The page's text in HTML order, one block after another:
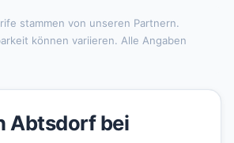
stammen von unseren Partnern.
können variieren. Alle Angaben
Abtsdorf bei